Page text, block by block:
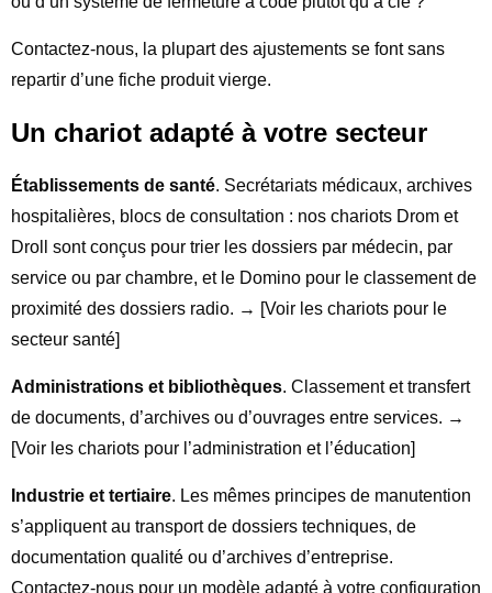
Contactez-nous, la plupart des ajustements se font sans
repartir d’une fiche produit vierge.
Un chariot adapté à votre secteur
Établissements de santé. Secrétariats médicaux, archives
hospitalières, blocs de consultation : nos chariots Drom et
Droll sont conçus pour trier les dossiers par médecin, par
service ou par chambre, et le Domino pour le classement de
proximité des dossiers radio. → [Voir les chariots pour le
secteur santé]
Administrations et bibliothèques. Classement et transfert
de documents, d’archives ou d’ouvrages entre services. →
[Voir les chariots pour l’administration et l’éducation]
Industrie et tertiaire. Les mêmes principes de manutention
s’appliquent au transport de dossiers techniques, de
documentation qualité ou d’archives d’entreprise.
Contactez-nous pour un modèle adapté à votre configuration